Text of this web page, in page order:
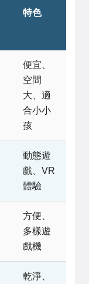
特色
便宜、
空間
大、適
合小小
孩
動態遊
戲、VR
體驗
方便、
多樣遊
戲機
乾淨、